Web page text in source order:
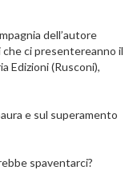
dell’autore
ci presentereanno il
Edizioni (Rusconi),
e sul superamento
spaventarci?